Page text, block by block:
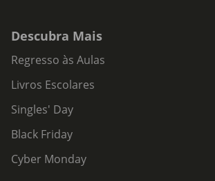
Descubra Mais
Regresso às Aulas
Livros Escolares
Singles' Day
Black Friday
Cyber Monday